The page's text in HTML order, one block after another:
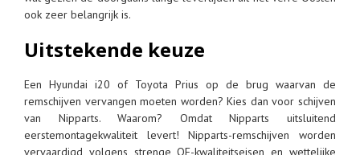
ook zeer belangrijk is.
Uitstekende keuze
Een Hyundai i20 of Toyota Prius op de brug waarvan de
remschijven vervangen moeten worden? Kies dan voor schijven
van Nipparts. Waarom? Omdat Nipparts uitsluitend
eerstemontagekwaliteit levert! Nipparts-remschijven worden
vervaardigd volgens strenge OE-kwaliteitseisen en wettelijke